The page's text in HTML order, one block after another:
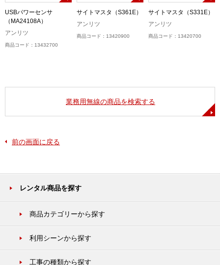
USBパワーセンサ
（MA24108A）
アンリツ
商品コード：13432700
サイトマスタ（S361E）
アンリツ
商品コード：13420900
サイトマスタ（S331E）
アンリツ
商品コード：13420700
業務用無線の商品を検索する
前の画面に戻る
レンタル商品を探す
商品カテゴリーから探す
利用シーンから探す
工事の種類から探す